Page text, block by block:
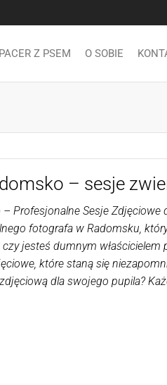
Z PSEM O SOBIE
– sesje
Profesjonalne Sesje Zdjęciowe
fotografa w Radomsku,
jesteś dumnym
które staną się
dla swojego pupila?